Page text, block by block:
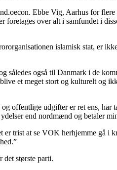
Ebbe Vig, Aarhus for
over alt i samfundet i
islamisk stat, er
således også til Danmark i de
et meget stort og kulturelt og
offentlige udgifter er ret ens, har
end nordmænd og betaler
trist at se VOK herhjemme gå i
det største parti.